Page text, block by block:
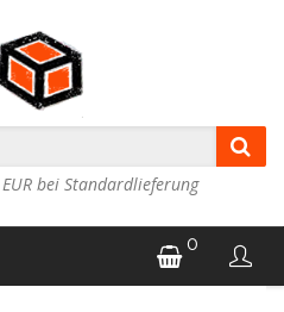
bei Standardlieferung
0